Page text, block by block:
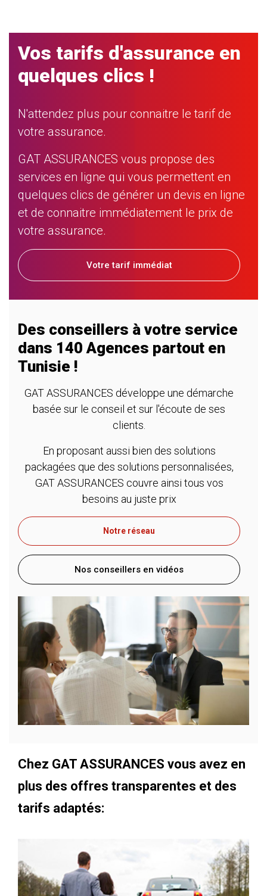
Vos tarifs d'assurance en
quelques clics !
N'attendez plus pour connaitre le tarif de
votre assurance.
GAT ASSURANCES vous propose des
services en ligne qui vous permettent en
quelques clics de générer un devis en ligne
et de connaitre immédiatement le prix de
votre assurance.
Votre tarif immédiat
Des conseillers à votre service
dans 140 Agences partout en
Tunisie !
GAT ASSURANCES développe une démarche
basée sur le conseil et sur l'écoute de ses
clients.
En proposant aussi bien des solutions
packagées que des solutions personnalisées,
GAT ASSURANCES couvre ainsi tous vos
besoins au juste prix
Notre réseau
Nos conseillers en vidéos
Chez GAT ASSURANCES vous avez en
plus des offres transparentes et des
tarifs adaptés: